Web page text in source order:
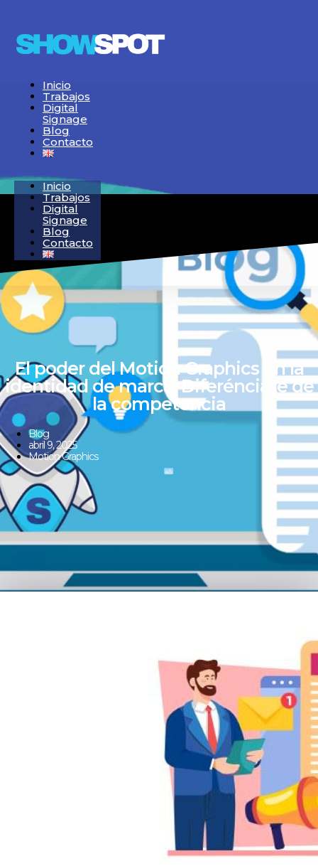
Inicio
Trabajos
Digital
Signage
Blog
Contacto
Inicio
Trabajos
Digital
Signage
Blog
Contacto
El poder del Motion Graphics en la
identidad de marca: Diferénciate de
la competencia
Blog
abril 9, 2025
Motion Graphics